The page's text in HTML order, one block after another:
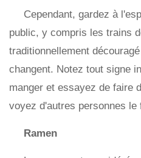
Cependant, gardez à
public, y compris les trains
traditionnellement
changent. Notez tout signe
manger et essayez de faire
voyez d'autres personnes
Ramen